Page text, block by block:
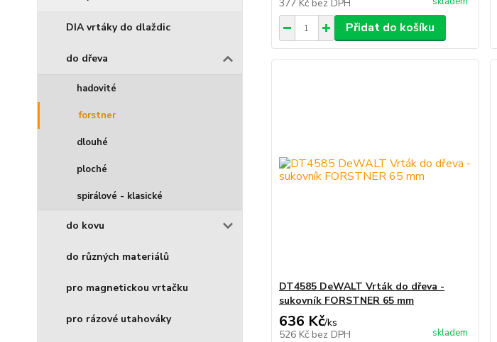
DIA vrtáky do dlaždic
do dřeva
hadovité
forstner
dlouhé
ploché
spirálové - klasické
do kovu
do různých materiálů
pro magnetickou vrtačku
pro rázové utahováky
377 Kč bez DPH
Přidat do košíku
DT4585 DeWALT Vrták do dřeva -
sukovník FORSTNER 65 mm
636 Kč/ks
526 Kč bez DPH skladem